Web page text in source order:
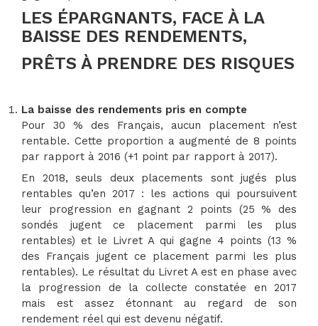
LES ÉPARGNANTS, FACE À LA
BAISSE DES RENDEMENTS,
PRÊTS À PRENDRE DES RISQUES
La baisse des rendements pris en compte
Pour 30 % des Français, aucun placement n’est
rentable. Cette proportion a augmenté de 8 points
par rapport à 2016 (+1 point par rapport à 2017).
En 2018, seuls deux placements sont jugés plus
rentables qu’en 2017 : les actions qui poursuivent
leur progression en gagnant 2 points (25 % des
sondés jugent ce placement parmi les plus
rentables) et le Livret A qui gagne 4 points (13 %
des Français jugent ce placement parmi les plus
rentables). Le résultat du Livret A est en phase avec
la progression de la collecte constatée en 2017
mais est assez étonnant au regard de son
rendement réel qui est devenu négatif.